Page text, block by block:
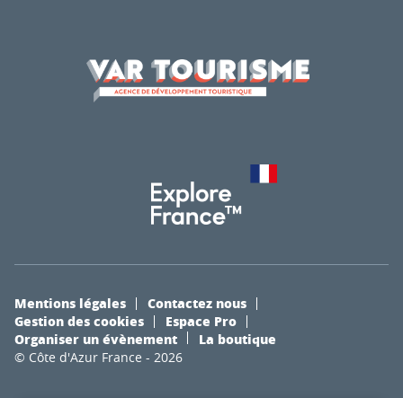
© Côte d'Azur France - 2026
Mentions légales
Contactez nous
Gestion des cookies
Espace Pro
Organiser un évènement
La boutique